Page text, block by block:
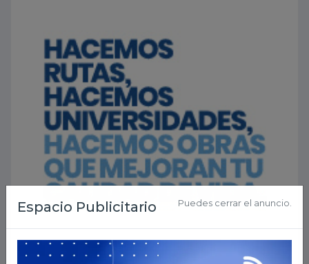
Espacio Publicitario Puedes cerrar el anuncio.